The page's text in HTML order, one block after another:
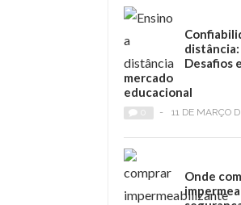
distância:
Desafios
mercado
educacional
- 11 DE MARÇO
Onde